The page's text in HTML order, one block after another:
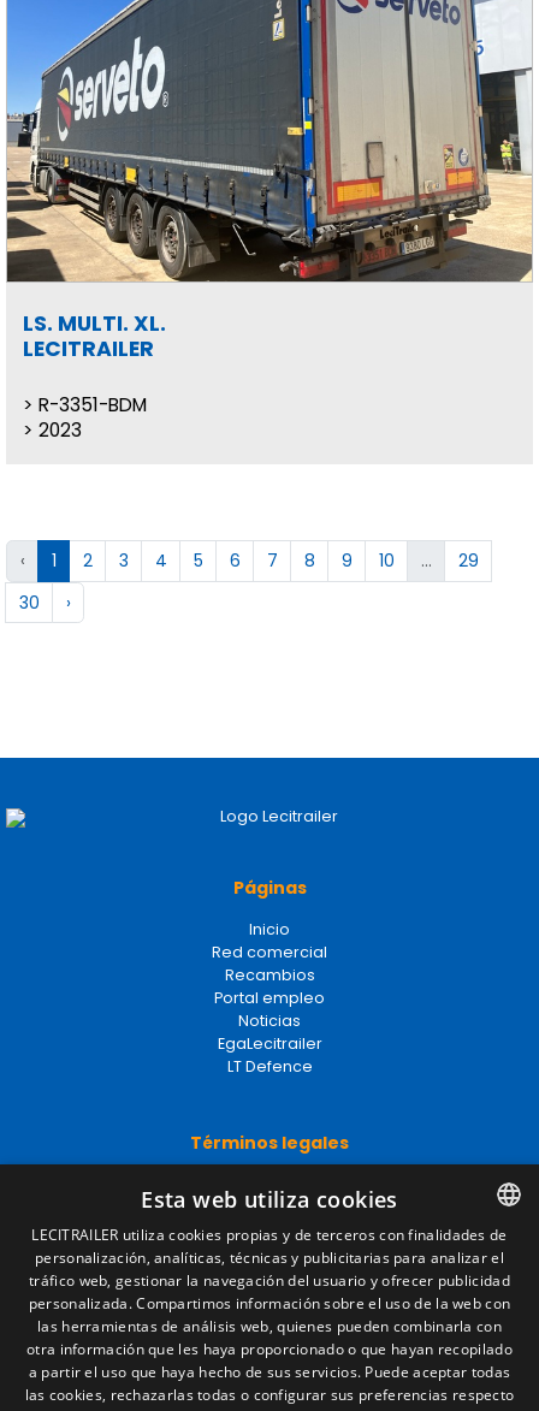
LS. MULTI. XL.
LECITRAILER
R-3351-BDM
2023
‹ 1 2 3 4 5 6 7 8 9 10 ...
29
30
›
Páginas
Inicio
Red comercial
Recambios
Portal empleo
Noticias
EgaLecitrailer
LT Defence
Términos legales
Política de privacidad
Política de cookies
Condiciones generales de venta
Gestionar cookies
Contacto
Camino de los Huertos, S/N. Apdo 100
SPANISH
ENGLISH
FRENCH
ITALIAN
Esta web utiliza cookies
LECITRAILER utiliza cookies propias y de terceros con finalidades de
personalización, analíticas, técnicas y publicitarias para analizar el
tráfico web, gestionar la navegación del usuario y ofrecer publicidad
personalizada. Compartimos información sobre el uso de la web con
las herramientas de análisis web, quienes pueden combinarla con
otra información que les haya proporcionado o que hayan recopilado
a partir el uso que haya hecho de sus servicios. Puede aceptar todas
las cookies, rechazarlas todas o configurar sus preferencias respecto